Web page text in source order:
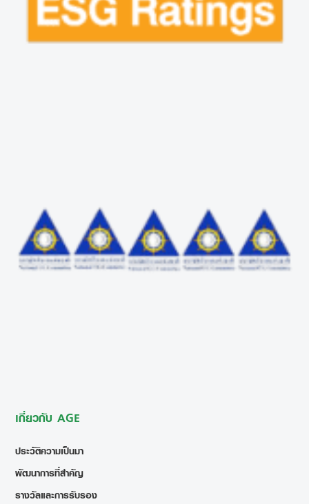
เกี่ยวกับ AGE
ประวัติความเป็นมา
พัฒนาการที่สำคัญ
รางวัลและการรับรอง